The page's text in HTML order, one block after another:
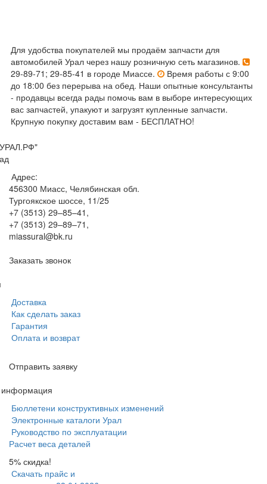
Для удобства покупателей мы продаём запчасти для
автомобилей Урал через нашу розничную сеть магазинов.
29-89-71; 29-85-41 в городе Миассе.
Время работы с 9:00
до 18:00 без перерыва на обед. Наши опытные консультанты
- продавцы всегда рады помочь вам в выборе интересующих
вас запчастей, упакуют и загрузят купленные запчасти.
Крупную покупку доставим вам - БЕСПЛАТНО!
Адрес:
456300 Миасс, Челябинская обл.
Тургоякское шоссе, 11/25
+7 (3513) 29–85–41 ,
+7 (3513) 29–89–71 ,
miassural@bk.ru
Заказать звонок
Доставка
Как сделать заказ
Гарантия
Оплата и возврат
Отправить заявку
информация
Бюллетени конструктивных изменений
Электронные каталоги Урал
Руководство по эксплуатации
Расчет веса деталей
5% скидка!
Скачать прайс и